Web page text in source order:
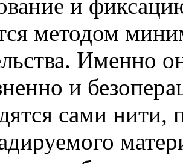
и
методом
Именно
и
сами нити,